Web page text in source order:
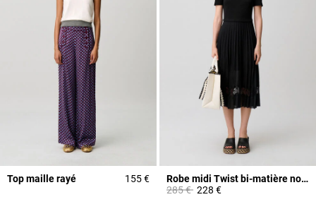
Top maille rayé 155 €
Robe midi Twist bi-matière noire
Prix réduit à partir de
285 €à228 €